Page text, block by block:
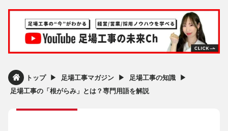
トップ ▶︎ 足場工事マガジン ▶︎ 足場工事の知識 ▶︎
足場工事の「根がらみ」とは？専門用語を解説